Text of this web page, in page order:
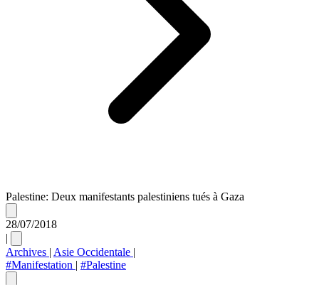
Palestine: Deux manifestants palestiniens tués à Gaza
28/07/2018
|
Archives | Asie Occidentale |
#Manifestation | #Palestine